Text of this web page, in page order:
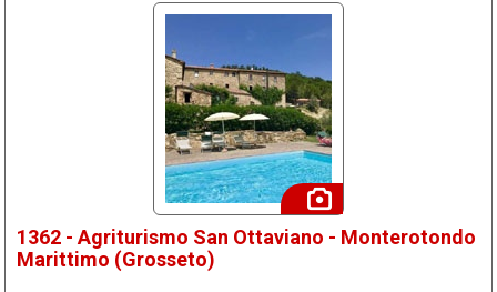
1362 - Agriturismo San Ottaviano - Monterotondo
Marittimo (Grosseto)